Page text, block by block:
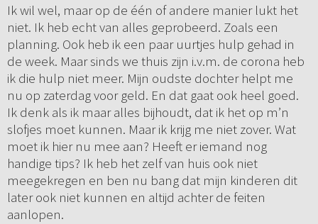
Ik wil wel, maar op de één of andere manier lukt het
niet. Ik heb echt van alles geprobeerd. Zoals een
planning. Ook heb ik een paar uurtjes hulp gehad in
de week. Maar sinds we thuis zijn i.v.m. de corona heb
ik die hulp niet meer. Mijn oudste dochter helpt me
nu op zaterdag voor geld. En dat gaat ook heel goed.
Ik denk als ik maar alles bijhoudt, dat ik het op m’n
slofjes moet kunnen. Maar ik krijg me niet zover. Wat
moet ik hier nu mee aan? Heeft er iemand nog
handige tips? Ik heb het zelf van huis ook niet
meegekregen en ben nu bang dat mijn kinderen dit
later ook niet kunnen en altijd achter de feiten
aanlopen.